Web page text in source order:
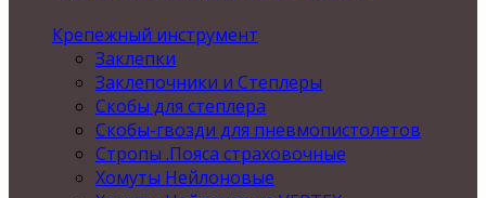
Крепежный инструмент
Заклепки
Заклепочники и Степлеры
Скобы для степлера
Скобы-гвозди для пневмопистолетов
Стропы .Пояса страховочные
Хомуты Нейлоновые